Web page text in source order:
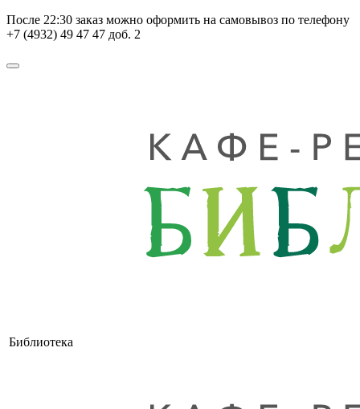
После 22:30 заказ можно оформить на самовывоз по телефону
+7 (4932) 49 47 47 доб. 2
Библиотека